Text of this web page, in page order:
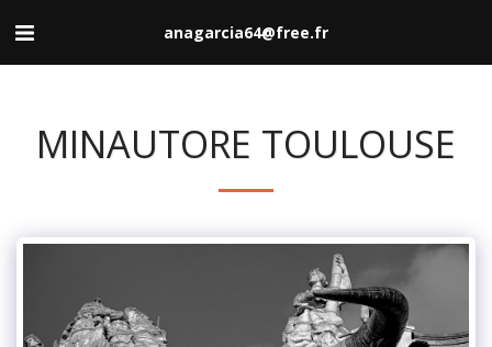
anagarcia64@free.fr
MINAUTORE TOULOUSE